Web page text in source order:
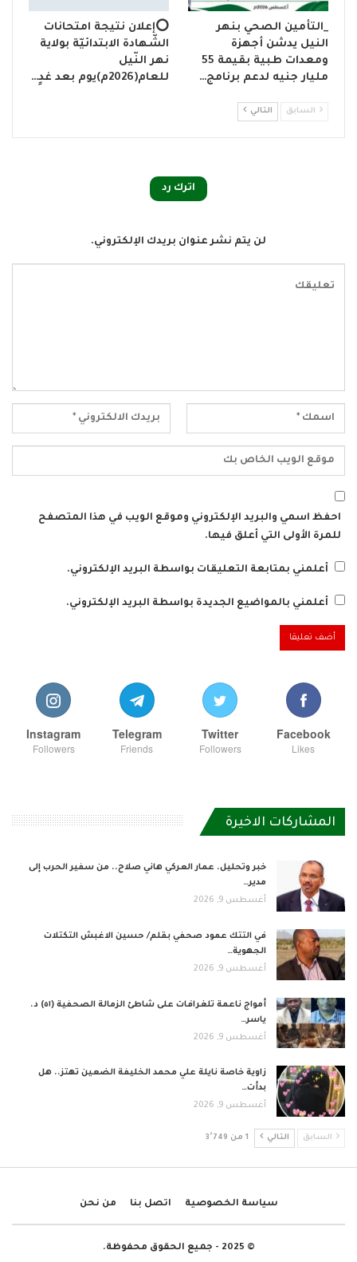
_التأمين الصحي بنهر
النيل يدشن أجهزة
ومعدات طبية بقيمة 55
مليار جنيه لدعم برنامج…
⭕إعلان نتيجة امتحانات
الشّهادة الابتدائيّة بولاية
نهر النّيل
للعام(2026م)يوم بعد غدٍ…
السابق التالي
اترك رد
لن يتم نشر عنوان بريدك الإلكتروني.
احفظ اسمي والبريد الإلكتروني وموقع الويب في هذا المتصفح
للمرة الأولى التي أعلق فيها.
أعلمني بمتابعة التعليقات بواسطة البريد الإلكتروني.
أعلمني بالمواضيع الجديدة بواسطة البريد الإلكتروني.
Facebook
Likes
Twitter
Followers
Telegram
Friends
Instagram
Followers
المشاركات الاخيرة
خبر وتحليل. عمار العركي هاني صلاح.. من سفير الحرب إلى
مدير…
أغسطس 9, 2026
في التتك عمود صحفي بقلم/ حسين الاغبش التكتلات
الجهوية…
أغسطس 9, 2026
أمواج ناعمة تلغرافات على شاطئ الزمالة الصحفية (٥١) د.
ياسر…
أغسطس 9, 2026
زاوية خاصة نايلة علي محمد الخليفة الضعين تهتز.. هل
بدأت…
أغسطس 9, 2026
السابق التالي 1 من 3٬749
سياسة الخصوصية اتصل بنا من نحن
© 2025 - جميع الحقوق محفوظة.